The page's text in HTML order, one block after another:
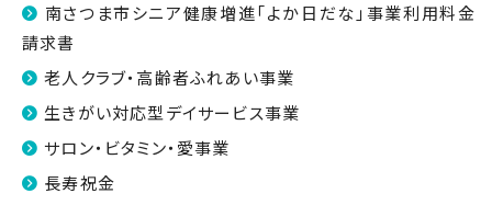
南さつま市シニア健康増進「よか日だな」事業利用料金
請求書
老人クラブ・高齢者ふれあい事業
生きがい対応型デイサービス事業
サロン・ビタミン・愛事業
長寿祝金